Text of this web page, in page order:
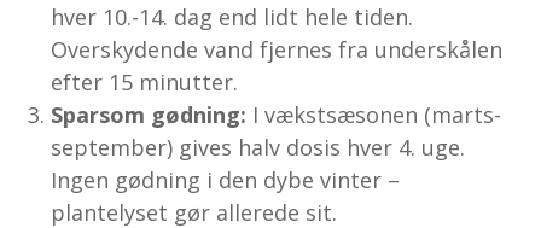
hver 10.-14. dag end lidt hele tiden.
Overskydende vand fjernes fra underskålen
efter 15 minutter.
Sparsom gødning: I vækstsæsonen (marts-
september) gives halv dosis hver 4. uge.
Ingen gødning i den dybe vinter –
plantelyset gør allerede sit.